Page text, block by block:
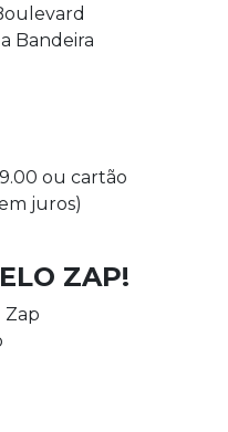
Bandeira
ou cartão
juros)
ZAP!
Zap